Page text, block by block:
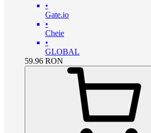
•
Gate.io
•
Cheie
•
GLOBAL
59.96 RON